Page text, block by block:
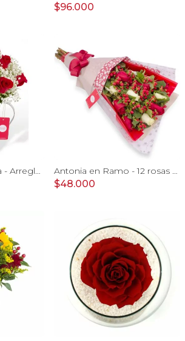
$96.000
Julieta en Regadera - Arreglo 10 rosas rojo y gypo Antonia en Ramo - 12 rosas mix blanco y rojo con hypericum
$48.000